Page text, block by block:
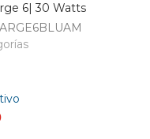
6| 30 Watts